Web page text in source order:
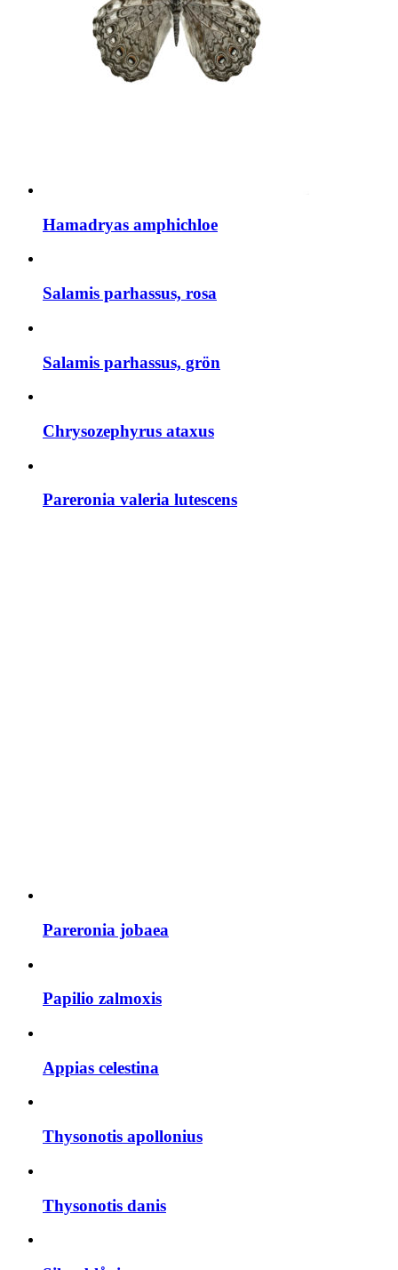
Hamadryas amphichloe
Salamis parhassus, rosa
Salamis parhassus, grön
Chrysozephyrus ataxus
Pareronia valeria lutescens
Pareronia jobaea
Papilio zalmoxis
Appias celestina
Thysonotis apollonius
Thysonotis danis